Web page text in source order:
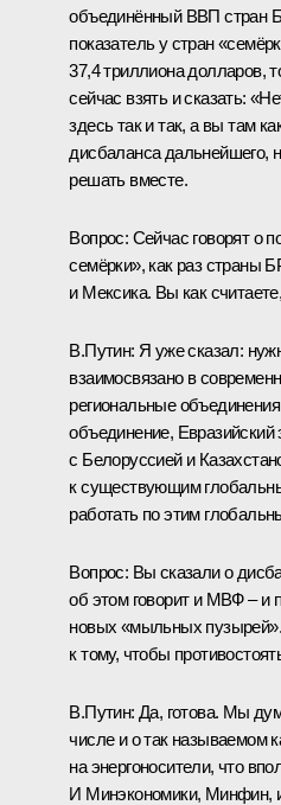
объединённый ВВП стран
показатель у стран
37,4 триллиона долларов,
сейчас взять и сказать:
здесь так и так, а вы там
дисбаланса дальнейшего,
решать вместе.
Вопрос: Сейчас говорят о
семёрки», как раз страны
и Мексика. Вы как
В.Путин: Я уже сказал:
взаимосвязано в
региональные
объединение, Евразийский
с Белоруссией и
к существующим
работать по этим
Вопрос: Вы сказали о
об этом говорит и МВФ – и
новых «мыльных пузырей».
к тому, чтобы
В.Путин: Да, готова. Мы
числе и о так называемом
на энергоносители, что
И Минэкономики, Минфин,